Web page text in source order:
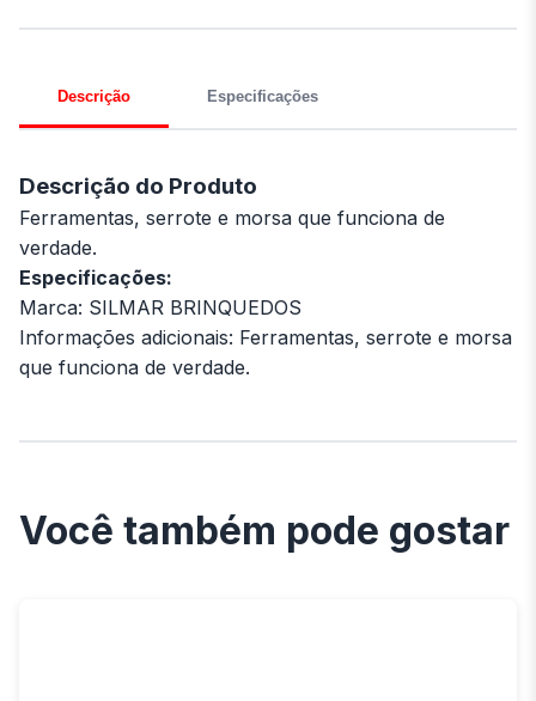
Descrição Especificações
Descrição do Produto
Ferramentas, serrote e morsa que funciona de
verdade.
Especificações:
Marca: SILMAR BRINQUEDOS
Informações adicionais: Ferramentas, serrote e morsa
que funciona de verdade.
Você também pode gostar